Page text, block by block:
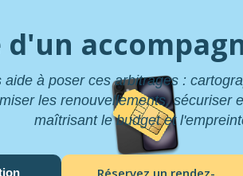
d'un
aide à poser ces arbitrages :
les renouvellements, sécuriser
maîtrisant le budget et
Réservez un rendez-